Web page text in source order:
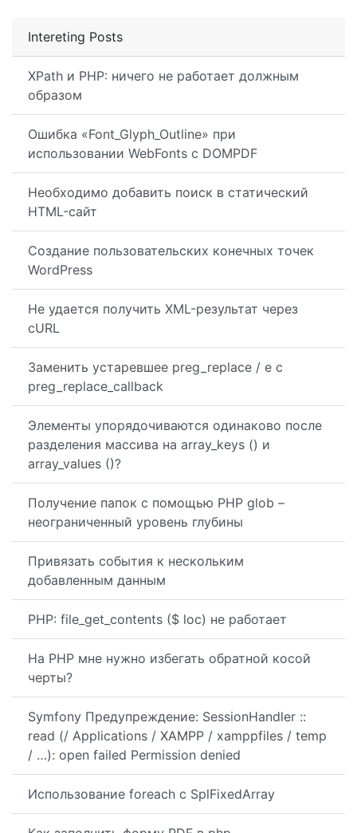
Intereting Posts
XPath и PHP: ничего не работает должным
образом
Ошибка «Font_Glyph_Outline» при
использовании WebFonts с DOMPDF
Необходимо добавить поиск в статический
HTML-сайт
Создание пользовательских конечных точек
WordPress
Не удается получить XML-результат через
cURL
Заменить устаревшее preg_replace / e с
preg_replace_callback
Элементы упорядочиваются одинаково после
разделения массива на array_keys () и
array_values ​​()?
Получение папок с помощью PHP glob –
неограниченный уровень глубины
Привязать события к нескольким
добавленным данным
PHP: file_get_contents ($ loc) не работает
На PHP мне нужно избегать обратной косой
черты?
Symfony Предупреждение: SessionHandler ::
read (/ Applications / XAMPP / xamppfiles / temp
/ …): open failed Permission denied
Использование foreach с SplFixedArray